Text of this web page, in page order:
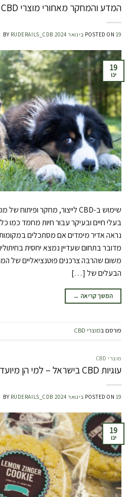
המדע והמחקר מאחורי מוצרי CBD לחתולים וכלבים
POSTED ON 19 בינואר 2024 BY RUDERAILS_CDB
19
ינו
בעלי חיים ובעיקר עבור חיות מחמד כמו
נראה אדיר מימדים אם מסתכלים
מדובר בתחום שעדיין נמצא יחסית
משום שהרבה צרכנים פוטנציאליים של
הבעלים של […]
המשך קריאה →
פורסם במוצרי CBD
מוצרי CBD
עוגיות CBD בישראל – למי הן מיועדות ואיך משיגים?
POSTED ON 19 בינואר 2024 BY RUDERAILS_CDB
19
ינו